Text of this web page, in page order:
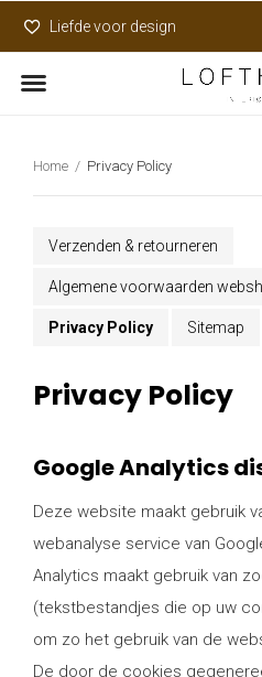
Liefde voor design
Home Privacy Policy
Verzenden & retourneren
Algemene voorwaarden
Privacy Policy Sitemap
Privacy Policy
Google Analytics
Deze website maakt gebruik
webanalyse service van
Analytics maakt gebruik van
(tekstbestandjes die op uw
om zo het gebruik van de
De door de cookies